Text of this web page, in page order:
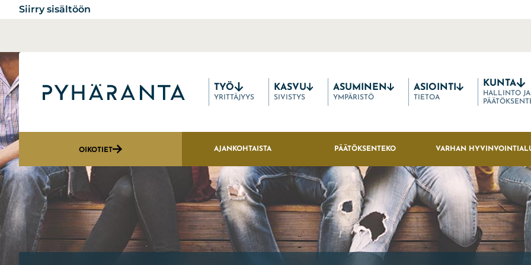
Siirry sisältöön
Etusivu
TYÖ
YRITTÄJYYS
KASVU
SIVISTYS
ASUMINEN
YMPÄRISTÖ
ASIOINTI
TIETOA
KUNTA
HALLINTO JA
OIKOTIET AJANKOHTAISTA PÄÄTÖKSENTEKO VARHAN